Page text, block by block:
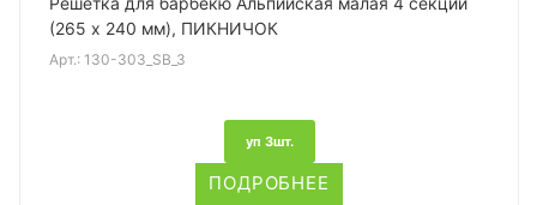
(265 х 240 мм), ПИКНИЧОК
Арт.: 130-303_SB_3
уп 3шт.
ПОДРОБНЕЕ